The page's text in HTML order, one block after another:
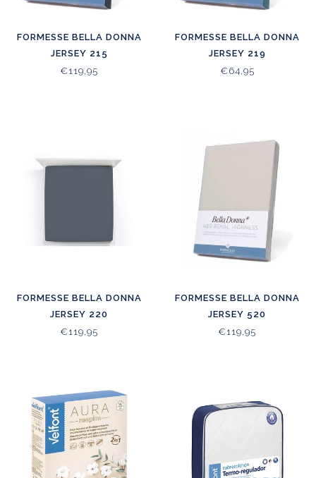
FORMESSE BELLA DONNA
JERSEY 215
€119,95
FORMESSE BELLA DONNA
JERSEY 219
€64,95
FORMESSE BELLA DONNA
JERSEY 220
€119,95
FORMESSE BELLA DONNA
JERSEY 520
€119,95